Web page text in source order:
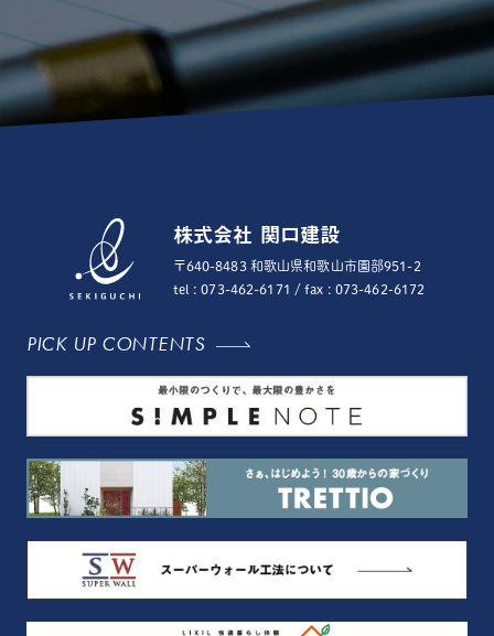
株式会社 関口建設
〒640-8483 和歌山県和歌山市園部951-2
tel : 073-462-6171 / fax : 073-462-6172
PICK UP CONTENTS